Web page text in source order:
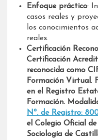
Enfoque práctico:
casos reales y
los conocimientos
reales.
Certificación
Certificación
reconocida como
Formación Virtual.
en el Registro
Formación.
Nº. de Registro:
el Colegio Oficial
Sociología de